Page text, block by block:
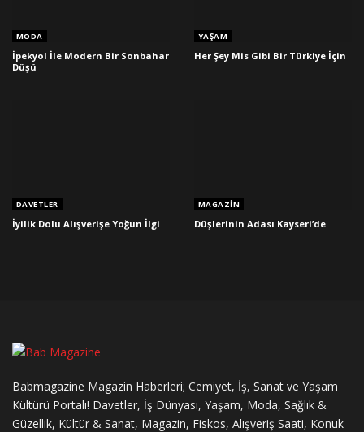
MODA
İpekyol İle Modern Bir Sonbahar
Düşü
YAŞAM
Her Şey Mis Gibi Bir Türkiye İçin
DAVETLER
İyilik Dolu Alışverişe Yoğun İlgi
MAGAZIN
Düşlerinin Adası Kayseri’de
Babmagazine Magazin Haberleri; Cemiyet, İş, Sanat ve Yaşam
Kültürü Portalı! Davetler, İş Dünyası, Yaşam, Moda, Sağlık &
Güzellik, Kültür & Sanat, Magazin, Fiskos, Alışveriş Saati, Konuk